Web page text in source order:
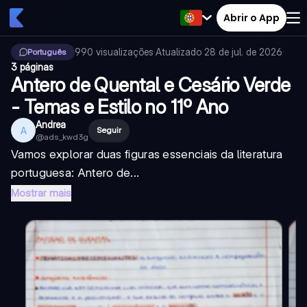
Abrir o App
Português 990 visualizações·Atualizado 28 de jul. de 2026·
3 páginas
Antero de Quental e Cesário Verde
- Temas e Estilo no 11º Ano
A Andrea
@ads_kwd3g
Seguir
Vamos explorar duas figuras essenciais da literatura
portuguesa: Antero de...
Mostrar mais